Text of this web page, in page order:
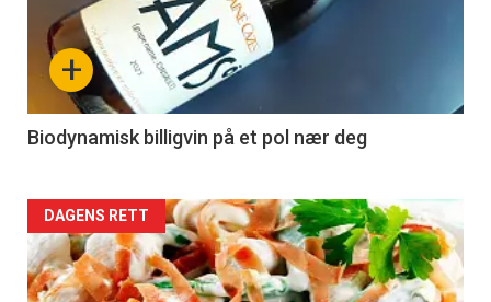
nå
4
+
Biodynamisk billigvin på et pol nær deg
Forsiden
akkurat
DAGENS RETT